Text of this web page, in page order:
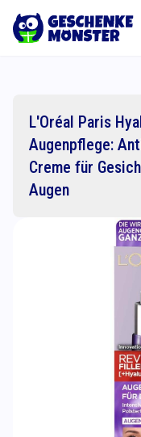
L'Oréal Paris
Augenpflege:
Creme für
Augen